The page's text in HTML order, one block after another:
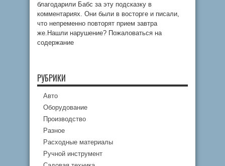
благодарили Бабс за эту подсказку в
комментариях. Они были в восторге и писали,
что непременно повторят прием завтра
же.Нашли нарушение? Пожаловаться на
содержание
РУБРИКИ
Авто
Оборудование
Производство
Разное
Расходные материалы
Ручной инструмент